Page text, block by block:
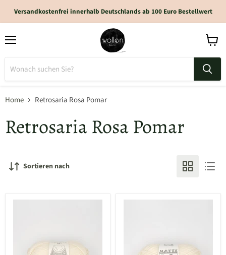
Versandkostenfrei innerhalb Deutschlands ab 100 Euro Bestellwert
Home Retrosaria Rosa Pomar
Retrosaria Rosa Pomar
Sortieren nach